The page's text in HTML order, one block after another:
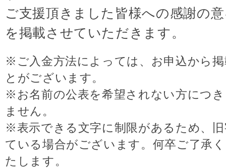
ご支援頂きました皆様への感謝の
を掲載させていただきます。
※ご入金方法によっては、お申込から
とがございます。
※お名前の公表を希望されない方につ
ません。
※表示できる文字に制限があるため、
ている場合がございます。何卒ご了承
たします。